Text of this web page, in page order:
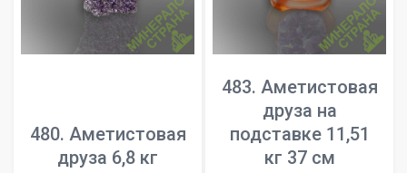
480. Аметистовая
друза 6,8 кг
483. Аметистовая
друза на
подставке 11,51
кг 37 см